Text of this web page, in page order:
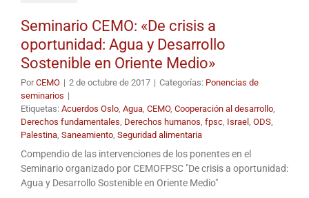
Seminario CEMO: «De crisis a
oportunidad: Agua y Desarrollo
Sostenible en Oriente Medio»
PorCEMO | 2 de octubre de 2017 | Categorías: Ponencias de
seminarios |
Etiquetas: Acuerdos Oslo, Agua, CEMO, Cooperación al desarrollo,
Derechos fundamentales, Derechos humanos, fpsc, Israel , ODS,
Palestina, Saneamiento, Seguridad alimentaria
Compendio de las intervenciones de los ponentes en el
Seminario organizado por CEMOFPSC "De crisis a oportunidad:
Agua y Desarrollo Sostenible en Oriente Medio"